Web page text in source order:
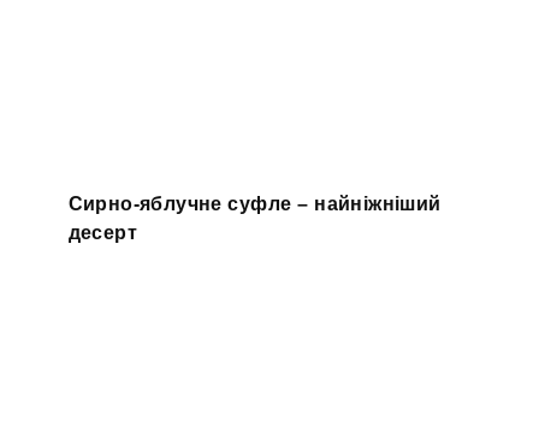
Сирно-яблучне суфле – найніжніший
десерт